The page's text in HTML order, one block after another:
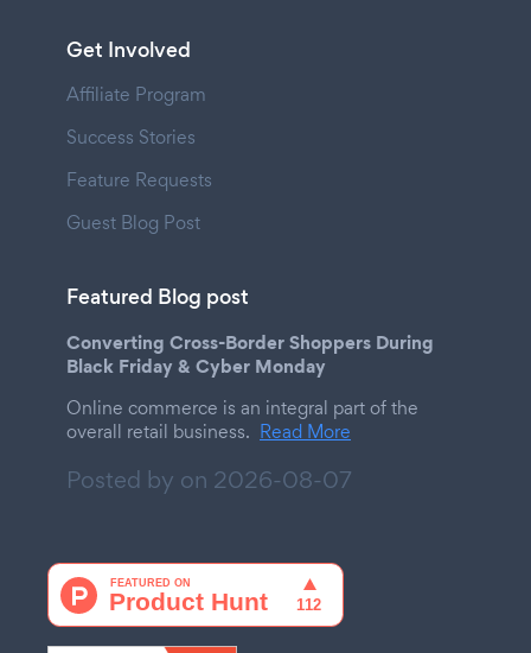
Get Involved
Affiliate Program
Success Stories
Feature Requests
Guest Blog Post
Featured Blog post
Converting Cross-Border Shoppers During
Black Friday & Cyber Monday
Online commerce is an integral part of the
overall retail business. Read More
Posted by on 2026-08-07